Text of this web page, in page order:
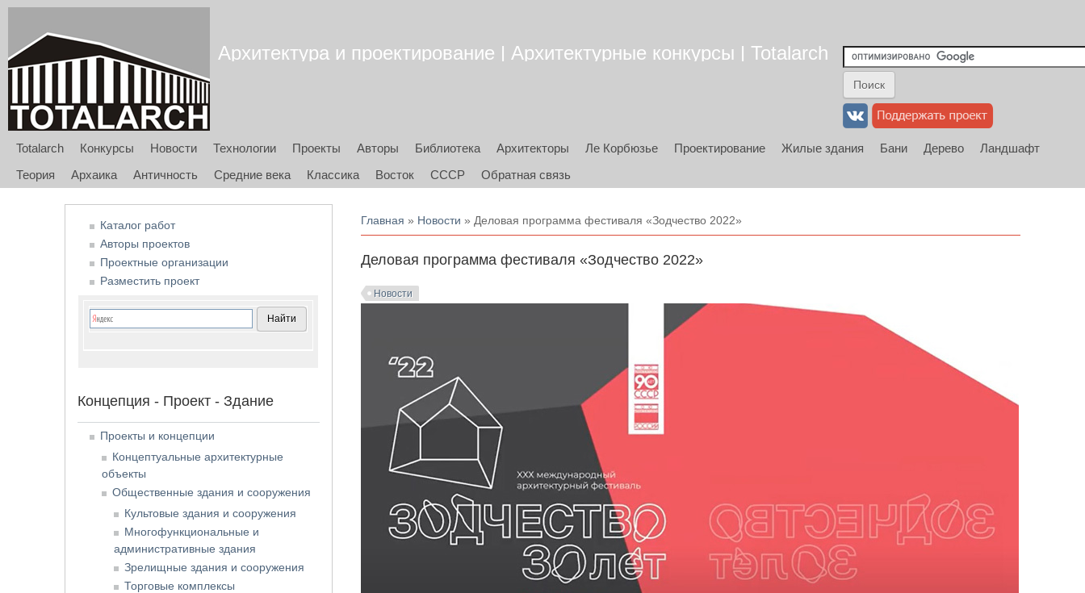
Архитектура и проектирование | Архитектурные конкурсы | Totalarch
Totalarch Конкурсы Новости Технологии Проекты Авторы Библиотека Архитекторы Ле Корбюзье Проектирование Жилые здания Бани Дерево
Ландшафт
Теория
Архаика Античность Средние века Классика Восток СССР Обратная связь
Вы здесь
Главная » Новости » Деловая программа фестиваля «Зодчество 2022»
Деловая программа фестиваля «Зодчество 2022»
Новости
Каталог работ
Авторы проектов
Проектные организации
Разместить проект
Концепция - Проект - Здание
Проекты и концепции
Концептуальные архитектурные
объекты
Общественные здания и сооружения
Культовые здания и сооружения
Многофункциональные и
административные здания
Зрелищные здания и сооружения
Торговые комплексы